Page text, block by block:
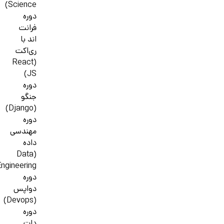
Science)
دوره
فرانت
اند با
ری‌اکت
(React
JS)
دوره
جنگو
(Django)
دوره
مهندسی
داده
(Data
دوره
دواپس
(Devops)
دوره